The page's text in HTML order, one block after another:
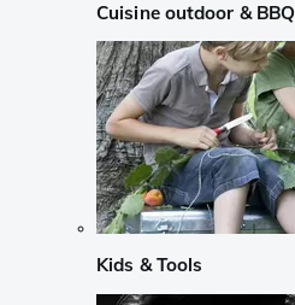
Cuisine outdoor & BBQ
Kids & Tools